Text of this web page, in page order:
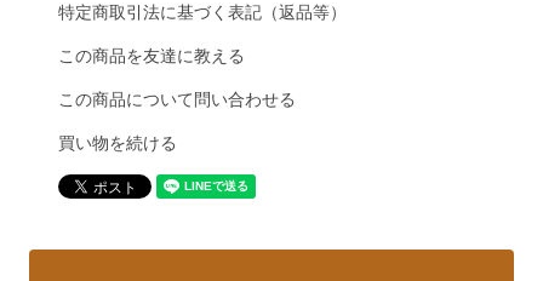
特定商取引法に基づく表記（返品等）
この商品を友達に教える
この商品について問い合わせる
買い物を続ける